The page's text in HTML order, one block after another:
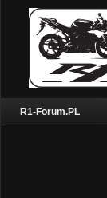
R1-Forum.PL